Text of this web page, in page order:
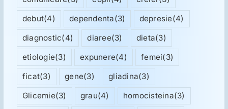
debut(4) dependenta(3) depresie(4)
diagnostic(4) diaree(3) dieta(3)
etiologie(3) expunere(4) femei(3)
ficat(3) gene(3) gliadina(3)
Glicemie(3) grau(4) homocisteina(3)